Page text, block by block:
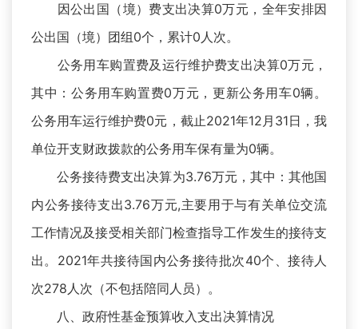
因公出国（境）费支出决算0万元，全年安排因
公出国（境）团组0个，累计0人次。
公务用车购置费及运行维护费支出决算0万元，
其中：公务用车购置费0万元，更新公务用车0辆。
公务用车运行维护费0元，截止2021年12月31日，我
单位开支财政拨款的公务用车保有量为0辆。
公务接待费支出决算为3.76万元，其中：其他国
内公务接待支出3.76万元,主要用于与有关单位交流
工作情况及接受相关部门检查指导工作发生的接待支
出。2021年共接待国内公务接待批次40个、接待人
次278人次（不包括陪同人员）。
八、政府性基金预算收入支出决算情况